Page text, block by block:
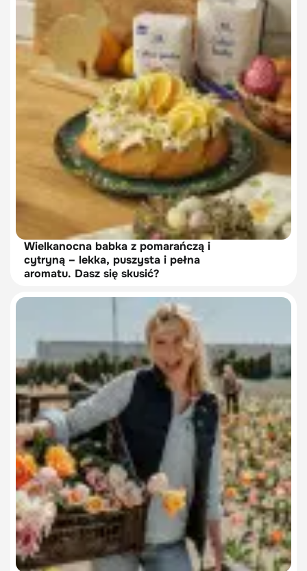
Wielkanocna babka z pomarańczą i
cytryną – lekka, puszysta i pełna
aromatu. Dasz się skusić?